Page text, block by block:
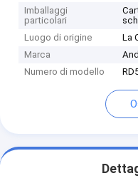
Imballaggi
particolari
Luogo di origine
La
Marca
Numero di modello